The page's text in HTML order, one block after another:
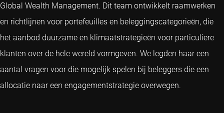
Global Wealth Management. Dit team ontwikkelt raamwerken
en richtlijnen voor portefeuilles en beleggingscategorieën, die
het aanbod duurzame en klimaatstrategieën voor particuliere
klanten over de hele wereld vormgeven. We legden haar een
aantal vragen voor die mogelijk spelen bij beleggers die een
allocatie naar een engagementstrategie overwegen.